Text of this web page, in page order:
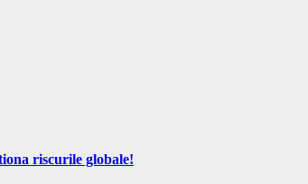
riscurile globale!